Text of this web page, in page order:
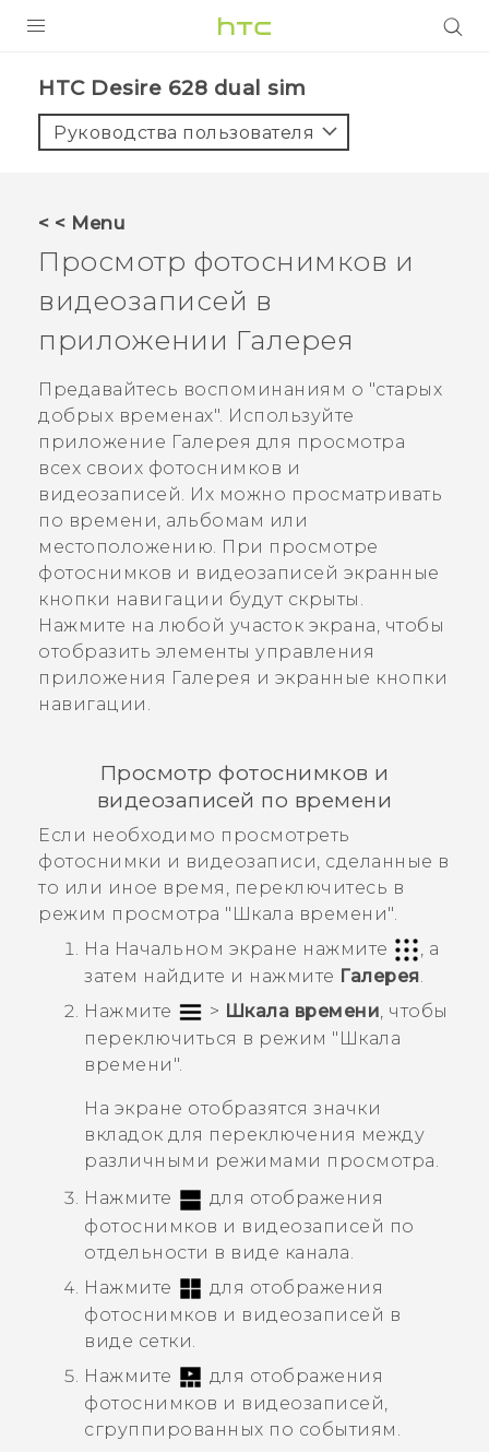
5G
VIVERSE
ПОДДЕРЖКА
HTC Desire 628 dual sim‎
Руководства пользователя
< < Menu
Просмотр фотоснимков и
видеозаписей в
приложении Галерея
Предавайтесь воспоминаниям о "‍старых
добрых временах"‍. Используйте
приложение Галерея для просмотра
всех своих фотоснимков и
видеозаписей. Их можно просматривать
по времени, альбомам или
местоположению. При просмотре
фотоснимков и видеозаписей экранные
кнопки навигации будут скрыты.
Нажмите на любой участок экрана, чтобы
отобразить элементы управления
приложения Галерея и экранные кнопки
навигации.
Просмотр фотоснимков и
видеозаписей по времени
Если необходимо просмотреть
фотоснимки и видеозаписи, сделанные в
то или иное время, переключитесь в
режим просмотра "‍ Шкала времени"‍.
На Начальном экране нажмите
, а
затем найдите и нажмите Галерея.
Нажмите
> Шкала времени, чтобы
переключиться в режим "‍ Шкала
времени "‍.
На экране отобразятся значки
вкладок для переключения между
различными режимами просмотра.
Нажмите
для отображения
фотоснимков и видеозаписей по
отдельности в виде канала.
Нажмите
для отображения
фотоснимков и видеозаписей в
виде сетки.
Нажмите
для отображения
фотоснимков и видеозаписей,
сгруппированных по событиям.